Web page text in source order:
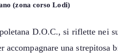
(zona corso Lodi)
D.O.C., si riflette nei
una strepitosa